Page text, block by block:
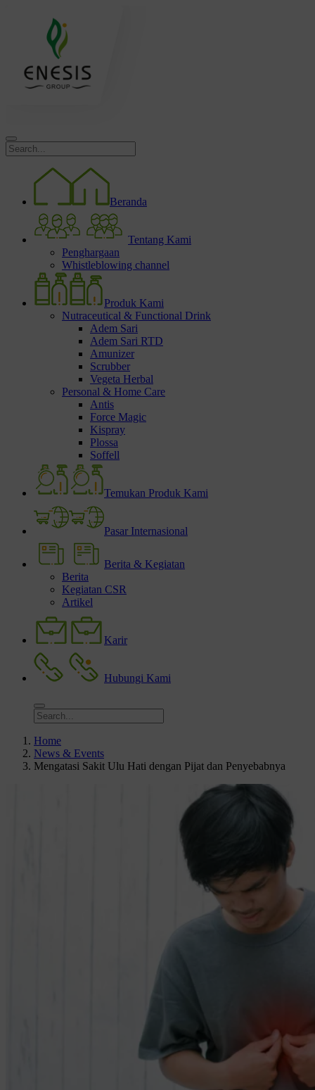
Beranda
Tentang Kami
Penghargaan
Whistleblowing channel
Produk Kami
Nutraceutical & Functional Drink
Adem Sari
Adem Sari RTD
Amunizer
Scrubber
Vegeta Herbal
Personal & Home Care
Antis
Force Magic
Kispray
Plossa
Soffell
Temukan Produk Kami
Pasar Internasional
Berita & Kegiatan
Berita
Kegiatan CSR
Artikel
Karir
Hubungi Kami
Home
News & Events
Mengatasi Sakit Ulu Hati dengan Pijat dan Penyebabnya